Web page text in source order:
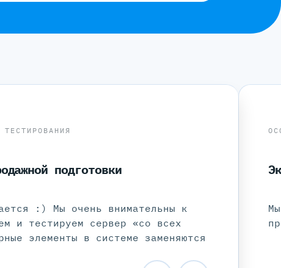
подготовки
:) Мы очень внимательны к
и тестируем сервер «со всех
элементы в системе заменяются